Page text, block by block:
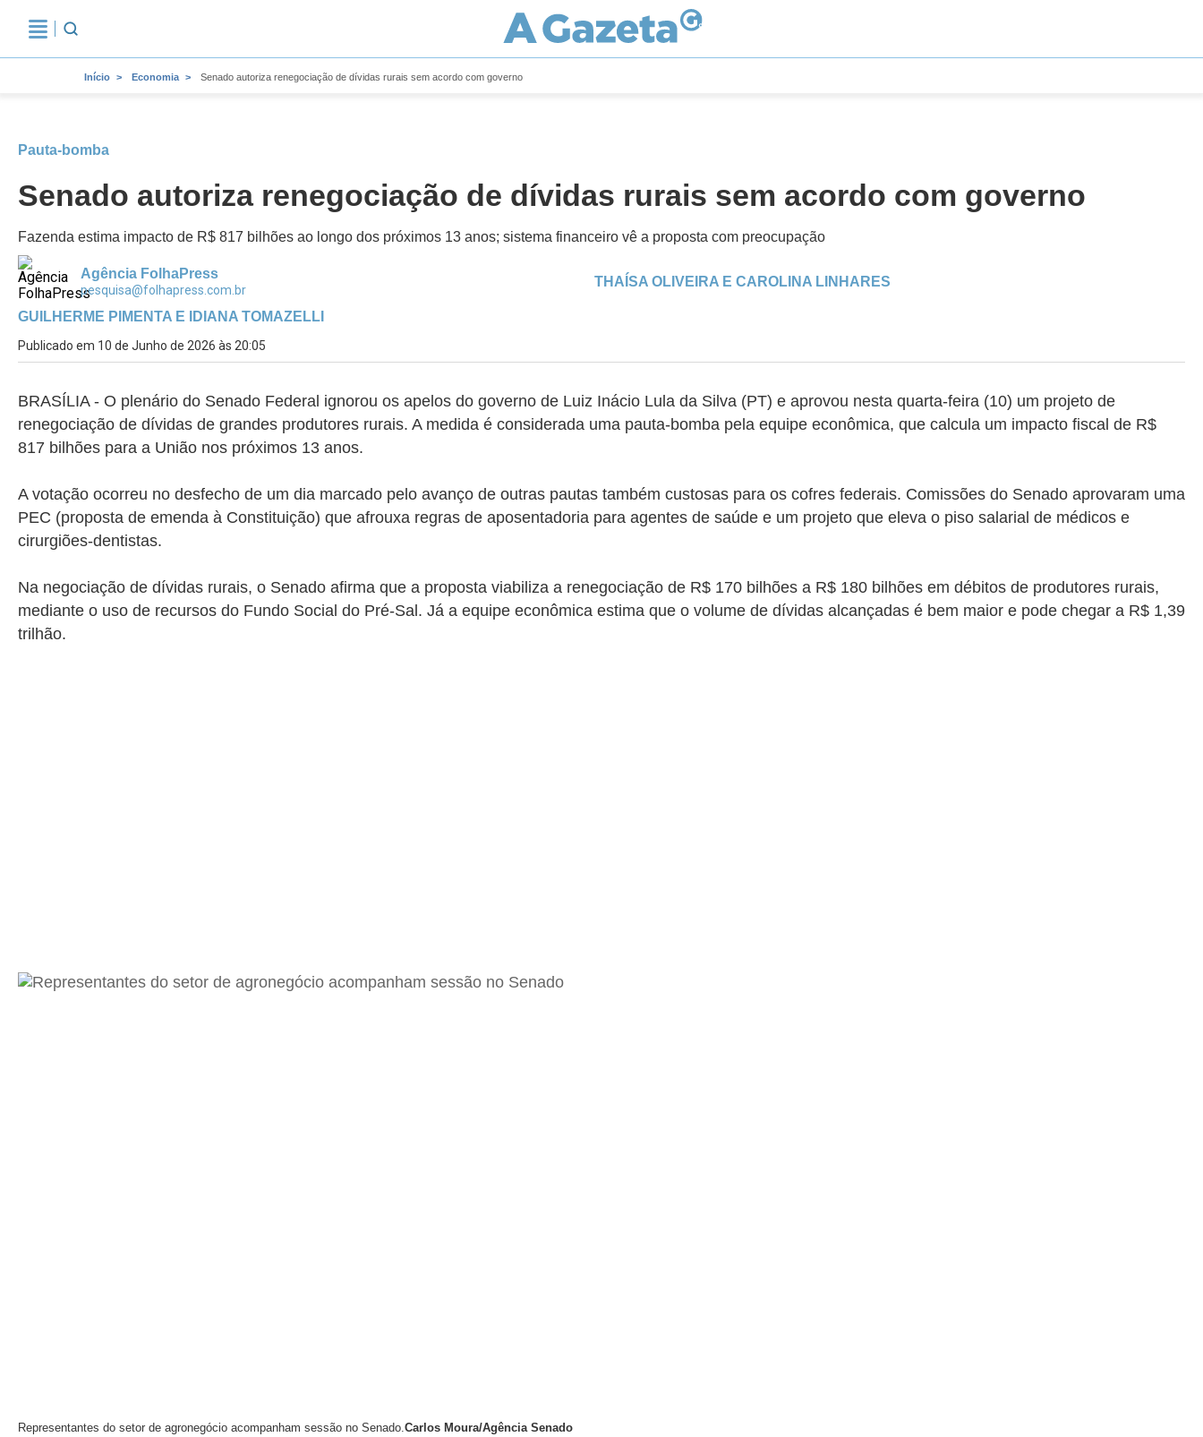
Início Economia Senado autoriza renegociação de dívidas rurais sem acordo com governo
Pauta-bomba
Senado autoriza renegociação de dívidas rurais sem acordo com governo
Fazenda estima impacto de R$ 817 bilhões ao longo dos próximos 13 anos; sistema financeiro vê a proposta com preocupação
Agência FolhaPress
pesquisa@folhapress.com.br
THAÍSA OLIVEIRA E CAROLINA LINHARES
GUILHERME PIMENTA E IDIANA TOMAZELLI
Publicado em 10 de Junho de 2026 às 20:05
BRASÍLIA - O plenário do Senado Federal ignorou os apelos do governo de Luiz Inácio Lula da Silva (PT) e aprovou nesta quarta-feira (10) um projeto de
renegociação de dívidas de grandes produtores rurais. A medida é considerada uma pauta-bomba pela equipe econômica, que calcula um impacto fiscal de R$
817 bilhões para a União nos próximos 13 anos.
A votação ocorreu no desfecho de um dia marcado pelo avanço de outras pautas também custosas para os cofres federais. Comissões do Senado aprovaram uma
PEC (proposta de emenda à Constituição) que afrouxa regras de aposentadoria para agentes de saúde e um projeto que eleva o piso salarial de médicos e
cirurgiões-dentistas.
Na negociação de dívidas rurais, o Senado afirma que a proposta viabiliza a renegociação de R$ 170 bilhões a R$ 180 bilhões em débitos de produtores rurais,
mediante o uso de recursos do Fundo Social do Pré-Sal. Já a equipe econômica estima que o volume de dívidas alcançadas é bem maior e pode chegar a R$ 1,39
trilhão.
Representantes do setor de agronegócio acompanham sessão no Senado.Carlos Moura/Agência Senado